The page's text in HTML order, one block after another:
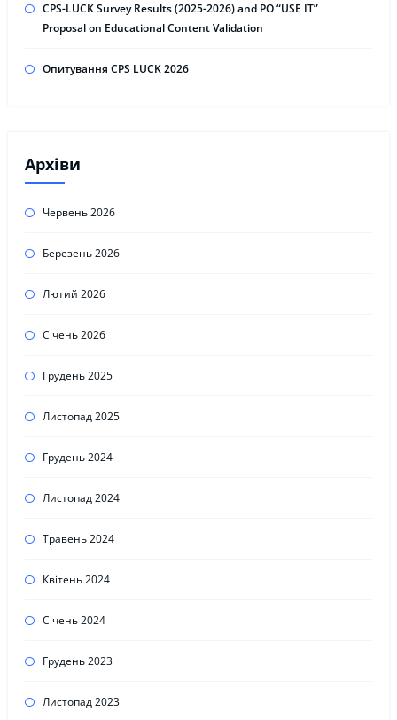
CPS-LUCK Survey Results (2025-2026) and PO “USE IT”
Proposal on Educational Content Validation
Опитування CPS LUCK 2026
Архіви
Червень 2026
Березень 2026
Лютий 2026
Січень 2026
Грудень 2025
Листопад 2025
Грудень 2024
Листопад 2024
Травень 2024
Квітень 2024
Січень 2024
Грудень 2023
Листопад 2023